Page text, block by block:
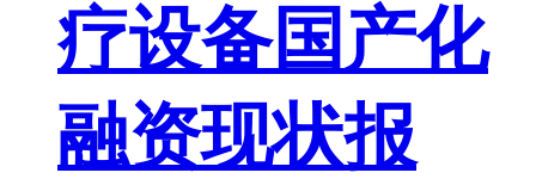
疗设备国产化
融资现状报